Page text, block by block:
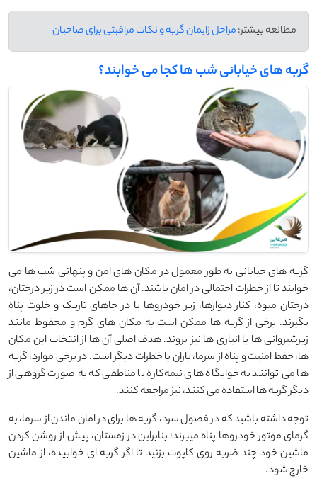
مطالعه بیشتر:مراحل زایمان گربه و نکات مراقبتی برای صاحبان
گربه های خیابانی شب ها کجا می خوابند؟
گربه ‌های خیابانی به طور معمول در مکان‌ های امن و پنهانی شب‌ ها می‌
خوابند تا از خطرات احتمالی در امان باشند. آن‌ ها ممکن است در زیر درختان،
درختان میوه، کنار دیوارها، زیر خودروها یا در جاهای تاریک و خلوت پناه
بگیرند. برخی از گربه ‌ها ممکن است به مکان ‌های گرم و محفوظ مانند
زیرشیروانی ‌ها یا انباری‌ ها نیز بروند. هدف اصلی آن ‌ها از انتخاب این مکان‌
ها، حفظ امنیت و پناه از سرما، باران یا خطرات دیگر است. در برخی موارد، گربه
‌ها می‌ توانند به خوابگاه ‌های نیمه‌کاره یا مناطقی که به‌ صورت گروهی از
دیگر گربه ‌ها استفاده می‌ کنند، نیز مراجعه کنند.
توجه داشته باشید که در فصول سرد، گربه ها برای در امان ماندن از سرما، به
گرمای موتور خودروها پناه میبرند؛ بنابراین در زمستان، پیش از روشن کردن
ماشین خود چند ضربه روی کاپوت بزنید تا اگر گربه ای خوابیده، از ماشین
خارج شود.